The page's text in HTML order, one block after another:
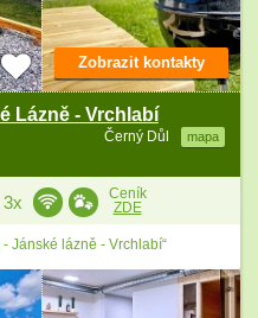
Lázně - Vrchlabí
Černý Důl mapa
Zobrazit kontakty
3x
Ceník
ZDE
Jánské lázně - Vrchlabí“